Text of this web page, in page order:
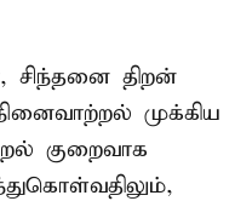
சிந்தனை திறன்
முக்கிய
குறைவாக